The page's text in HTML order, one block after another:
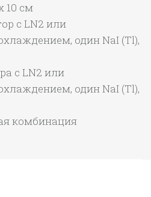
10 см
с LN2 или
один NaI (Tl),
с LN2 или
один NaI (Tl),
комбинация